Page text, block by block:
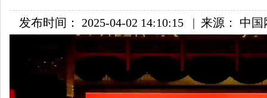
发布时间： 2025-04-02 14:10:15 | 来源： 中